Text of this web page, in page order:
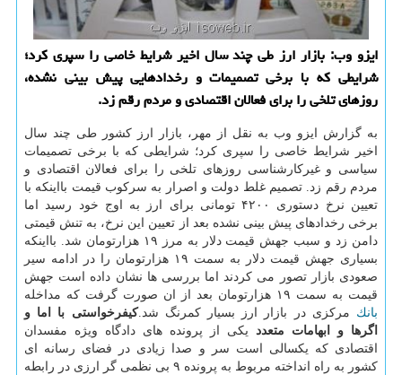
ایزو وب: بازار ارز طی چند سال اخیر شرایط خاصی را سپری كرد؛
شرایطی كه با برخی تصمیمات و رخدادهایی پیش بینی نشده،
روزهای تلخی را برای فعالان اقتصادی و مردم رقم زد.
به گزارش ایزو وب به نقل از مهر، بازار ارز كشور طی چند سال
اخیر شرایط خاصی را سپری كرد؛ شرایطی كه با برخی تصمیمات
سیاسی و غیركارشناسی روزهای تلخی را برای فعالان اقتصادی و
مردم رقم زد. تصمیم غلط دولت و اصرار به سركوب قیمت بااینكه با
تعیین نرخ دستوری ۴۲۰۰ تومانی برای ارز به اوج خود رسید اما
برخی رخدادهای پیش بینی نشده بعد از تعیین این نرخ، به تنش قیمتی
دامن زد و سبب جهش قیمت دلار به مرز ۱۹ هزارتومان شد. بااینكه
بسیاری جهش قیمت دلار به سمت ۱۹ هزارتومان را در ادامه سیر
صعودی بازار تصور می كردند اما بررسی ها نشان داده است جهش
قیمت به سمت ۱۹ هزارتومان بعد از ان صورت گرفت كه مداخله
بانك مركزی در بازار ارز بسیار كمرنگ شد.كیفرخواستی با اما و
اگرها و ابهامات متعدد یكی از پرونده های دادگاه ویژه مفسدان
اقتصادی كه یكسالی است سر و صدا زیادی در فضای رسانه ای
كشور به راه انداخته مربوط به پرونده ۹ بی نظمی گر ارزی در رابطه